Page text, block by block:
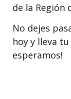
de la Región
No dejes
hoy y lleva
esperamos!